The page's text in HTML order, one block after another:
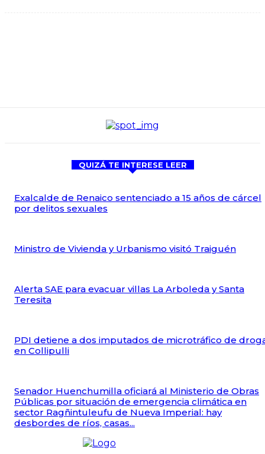
QUIZÁ TE INTERESE LEER
Exalcalde de Renaico sentenciado a 15 años de cárcel
por delitos sexuales
Ministro de Vivienda y Urbanismo visitó Traiguén
Alerta SAE para evacuar villas La Arboleda y Santa
Teresita
PDI detiene a dos imputados de microtráfico de
en Collipulli
Senador Huenchumilla oficiará al Ministerio de Obras
Públicas por situación de emergencia climática en
sector Ragñintuleufu de Nueva Imperial: hay
desbordes de ríos, casas...